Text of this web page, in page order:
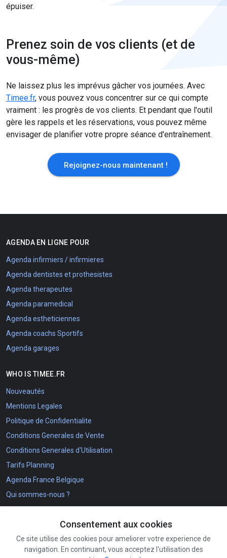
Consentement aux cookies
Ce site utilise des cookies pour ameliorer votre experience de
navigation. En continuant, vous acceptez l'utilisation des
épuiser.
Prenez soin de vos clients (et de
vous-même)
Ne laissez plus les imprévus gâcher vos journées. Avec
Timee.fr, vous pouvez vous concentrer sur ce qui compte
vraiment : les progrès de vos clients. Et pendant que l'outil
gère les rappels et les réservations, vous pouvez même
envisager de planifier votre propre séance d'entraînement.
Rejoignez-nous maintenant !
AGENDA EN LIGNE POUR
Agenda infirmiers / infirmieres
Agenda dentistes et prothesistes
Agenda therapeutes
Agenda paramedical
Agenda estheticiennes
Agenda coachs Sportifs
Agenda garages
WHO IS TIMEE.FR
Nouveautés
Mentions Legales
Politique de Confidentialite
Conditions Generales de Vente
Conditions Generales d'Utilisation
Tarifs Planning
Agenda France Belgique
Qui sommes-nous ?
The Timee.fr project
NOS COORDONNEES
Comment s'inscrire ?